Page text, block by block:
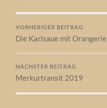
VORHERIGER BEITRAG
Die Karlsaue mit Orangerie
NÄCHSTER BEITRAG
Merkurtransit 2019